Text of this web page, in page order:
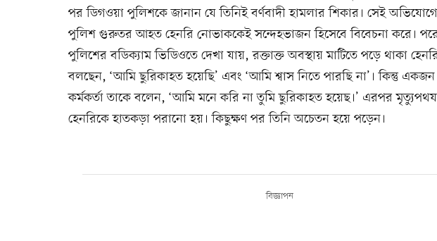
পর ডিগওয়া পুলিশকে জানান যে তিনিই বর্ণবাদী হামলার শিকার। সেই
পুলিশ গুরুতর আহত হেনরি নোভাককেই সন্দেহভাজন হিসেবে বিবেচনা করে।
পুলিশের বডিক্যাম ভিডিওতে দেখা যায়, রক্তাক্ত অবস্থায় মাটিতে পড়ে থাকা
বলছেন, ‘আমি ছুরিকাহত হয়েছি’ এবং ‘আমি শ্বাস নিতে পারছি না’। কিন্তু
কর্মকর্তা তাকে বলেন, ‘আমি মনে করি না তুমি ছুরিকাহত হয়েছ।’ এরপর
হেনরিকে হাতকড়া পরানো হয়। কিছুক্ষণ পর তিনি অচেতন হয়ে পড়েন।
বিজ্ঞাপন